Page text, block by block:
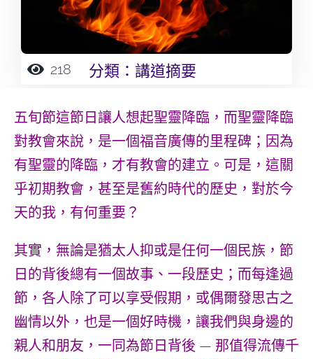
218 分類：講道摘要
五旬節這節日讓人想起聖靈降臨，而聖靈降臨
對教會來說，是一個福音廣傳的里程碑；因為
有聖靈的降臨，才有教會的建立。可是，這關
乎初期教會，甚至是舊約時代的歷史，對於今
天的我，有何重要？
其實，無論是猶太人抑或是任何一個民族，節
日的背後總有一個故事、一段歷史；而每逢過
節，各人除了可以享受假期，或偶爾發思古之
幽情以外，也是一個好時機，讓我們與身邊的
親人和朋友，一同為節日背後 — 那值得流傳千